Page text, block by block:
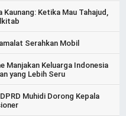
Ketika Mau Tahajud,
Serahkan Mobil
Manjakan Keluarga Indonesia
yang Lebih Seru
Muhidi Dorong Kepala